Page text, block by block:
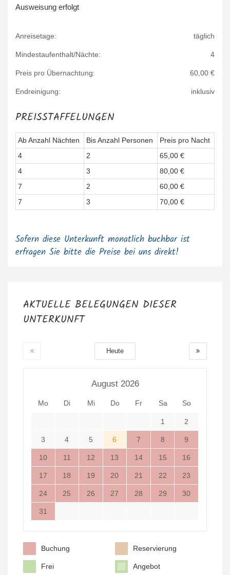
Ausweisung erfolgt
Anreisetage: täglich
Mindestaufenthalt/Nächte: 4
Preis pro Übernachtung: 60,00 €
Endreinigung: inklusiv
PREISSTAFFELUNGEN
Ab Anzahl Nächten Bis Anzahl Personen
Preis pro Nacht
4
2
65,00 €
4
3
80,00 €
7
2
60,00 €
7
3 70,00 €
Sofern diese Unterkunft monatlich buchbar ist
erfragen Sie bitte die Preise bei uns direkt!
AKTUELLE BELEGUNGEN DIESER
UNTERKUNFT
August 2026
Mo Di Mi Do Fr Sa So
1 2
3 4 5 6 7 8 9
10 11 12 13 14 15 16
17 18 19 20 21 22 23
24 25 26 27 28 29 30
31
Heute
Buchung Reservierung
Frei Angebot